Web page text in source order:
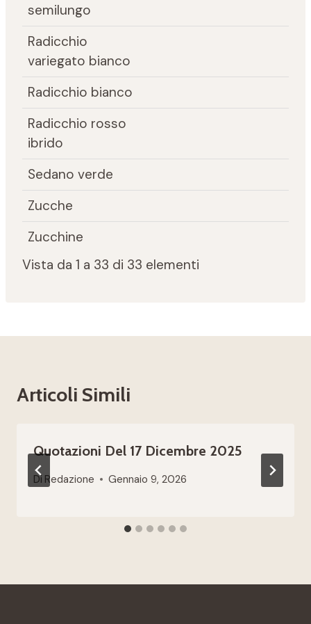
semilungo
Radicchio
variegato bianco
Radicchio bianco
Radicchio rosso
ibrido
Sedano verde
Zucche
Zucchine
Vista da 1 a 33 di 33 elementi
Articoli Simili
Quotazioni Del 17 Dicembre 2025
Di Redazione Gennaio 9, 2026